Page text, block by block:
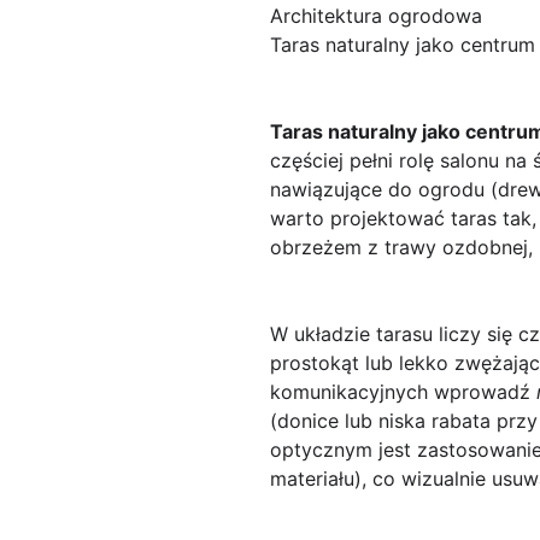
Architektura ogrodowa
Taras naturalny jako centrum
Taras naturalny jako
częściej pełni rolę salonu
nawiązujące do ogrodu
warto projektować taras
obrzeżem z trawy ozdobnej,
W układzie tarasu liczy się
prostokąt lub lekko
komunikacyjnych wprowadź
(donice lub niska rabata
optycznym jest
materiału), co wizualnie